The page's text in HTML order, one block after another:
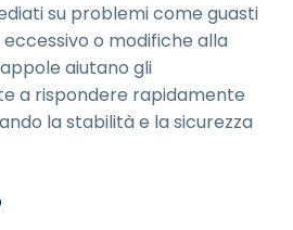
su problemi come guasti
o modifiche alla
aiutano gli
a rispondere rapidamente
la stabilità e la sicurezza